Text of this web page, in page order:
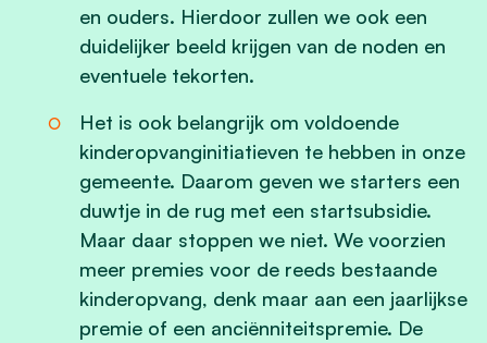
en ouders. Hierdoor zullen we ook een
duidelijker beeld krijgen van de noden en
eventuele tekorten.
Het is ook belangrijk om voldoende
kinderopvanginitiatieven te hebben in onze
gemeente. Daarom geven we starters een
duwtje in de rug met een startsubsidie.
Maar daar stoppen we niet. We voorzien
meer premies voor de reeds bestaande
kinderopvang, denk maar aan een jaarlijkse
premie of een anciënniteitspremie. De